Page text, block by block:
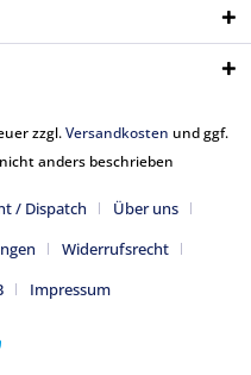
zzgl.Versandkosten und ggf.
anders beschrieben
/ Dispatch
Über uns
Widerrufsrecht
Impressum